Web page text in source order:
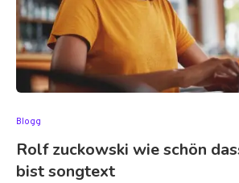
Blogg
Rolf zuckowski wie schön
bist songtext